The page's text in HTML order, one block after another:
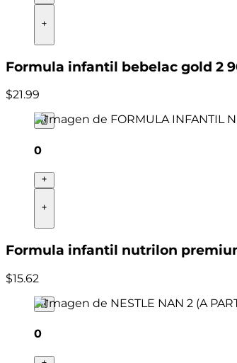
Formula infantil bebelac gold 2
$21.99
0
Formula infantil nutrilon
$15.62
0